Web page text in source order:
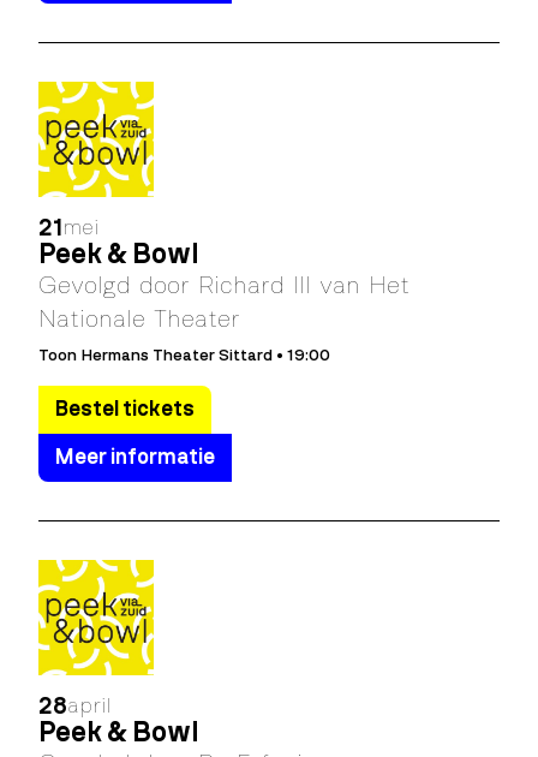
21 mei
Peek & Bowl
Gevolgd door Richard III van Het
Nationale Theater
Toon Hermans Theater Sittard • 19:00
Bestel tickets
Meer informatie
28april
Peek & Bowl